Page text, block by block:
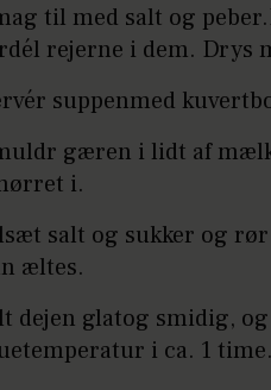
til med salt og
rejerne i dem. Drys
suppenmed
gæren i lidt af
i.
salt og sukker og
æltes.
dejen glatog smidig, og
i ca. 1 time.